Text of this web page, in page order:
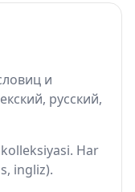
и
русский,
Har
ingliz).